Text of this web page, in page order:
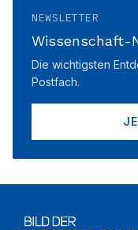
NEWSLETTER
Wissenschaft-
Die wichtigsten
Postfach.